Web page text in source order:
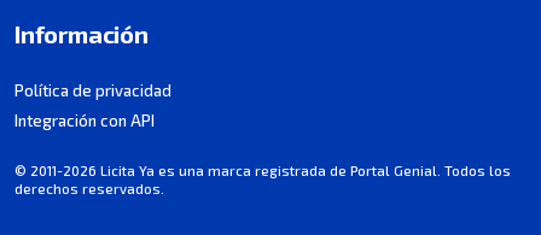
Información
Política de privacidad
Integración con API
© 2011-2026 Licita Ya es una marca registrada de Portal Genial. Todos los
derechos reservados.